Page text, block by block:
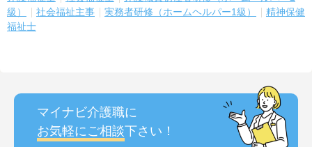
級）
社会福祉主事 実務者研修（ホームヘルパー1級）
精神保健
福祉士
マイナビ介護職に
お気軽にご相談下さい！